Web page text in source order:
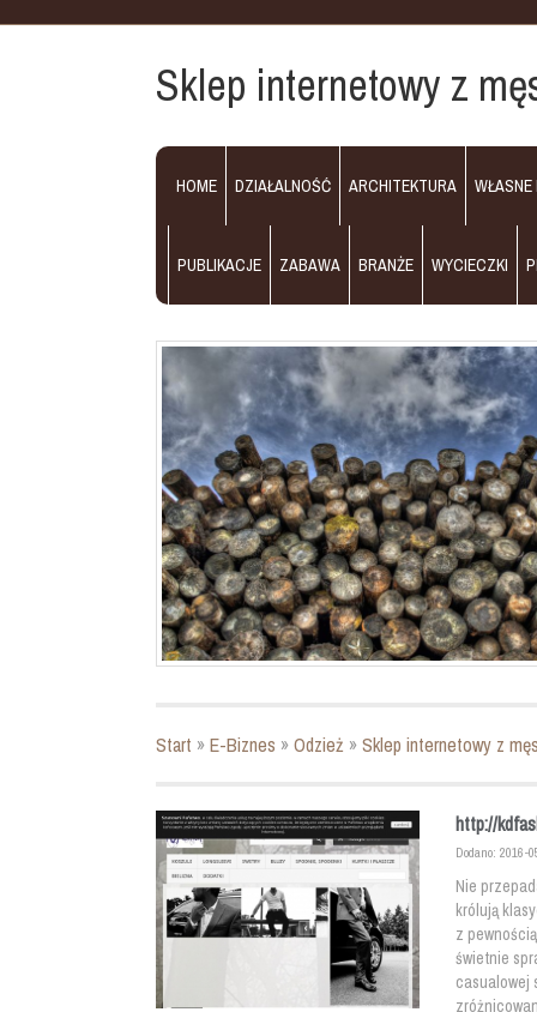
Sklep internetowy z
HOME DZIAŁALNOŚĆ ARCHITEKTURA WŁASNE
PUBLIKACJE ZABAWA BRANŻE WYCIECZKI
Start »E-Biznes »Odzież »Sklep internetowy z
http://
Dodano: 2016-
Nie
królują
z
świetnie
casualowej